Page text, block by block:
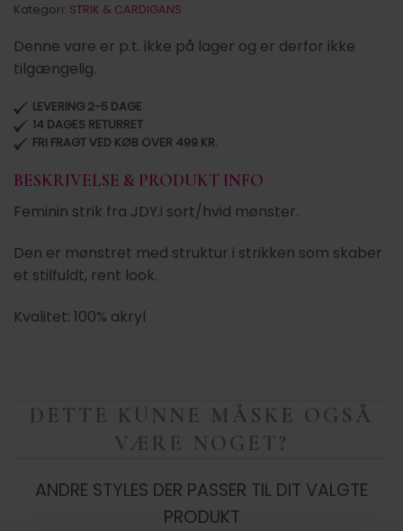
Kategori: STRIK & CARDIGANS
Denne vare er p.t. ikke på lager og er derfor ikke
tilgængelig.
LEVERING 2-5 DAGE
14 DAGES RETURRET
FRI FRAGT VED KØB OVER 499 KR.
BESKRIVELSE & PRODUKT INFO
Feminin strik fra JDY.i sort/hvid mønster.
Den er mønstret med struktur i strikken som skaber
et stilfuldt, rent look.
Kvalitet: 100% akryl
DETTE KUNNE MÅSKE OGSÅ
VÆRE NOGET?
ANDRE STYLES DER PASSER TIL DIT VALGTE
PRODUKT